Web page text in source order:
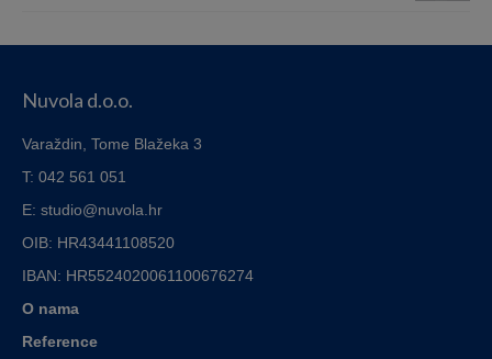
Nuvola d.o.o.
Varaždin, Tome Blažeka 3
T: 042 561 051
E: studio@nuvola.hr
OIB: HR43441108520
IBAN: HR5524020061100676274
O nama
Reference